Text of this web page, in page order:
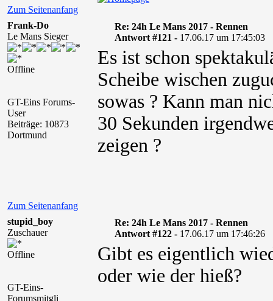
Zum Seitenanfang
Frank-Do
Le Mans Sieger
Offline
GT-Eins Forums-
User
Beiträge: 10873
Dortmund
Re: 24h Le Mans 2017 - Rennen
Antwort #121 - 17.06.17 um 17:45:03
Es ist schon
Scheibe wischen
sowas ? Kann man
30 Sekunden
zeigen ?
Zum Seitenanfang
stupid_boy
Zuschauer
Offline
GT-Eins-
Forumsmitgli
Re: 24h Le Mans 2017 - Rennen
Antwort #122 - 17.06.17 um 17:46:26
Gibt es eigentlich
oder wie der hieß?